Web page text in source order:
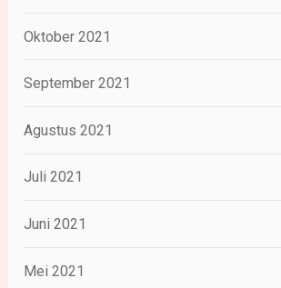
Oktober 2021
September 2021
Agustus 2021
Juli 2021
Juni 2021
Mei 2021